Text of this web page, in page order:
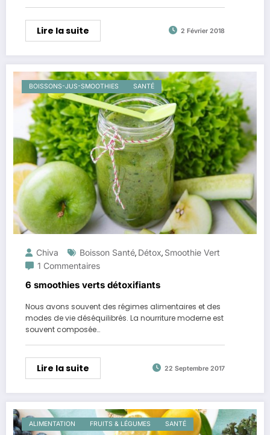
Lire la suite 2 Février 2018
BOISSONS-JUS-SMOOTHIES SANTÉ
Chiva Boisson Santé, Détox, Smoothie Vert
1 Commentaires
6 smoothies verts détoxifiants
Nous avons souvent des régimes alimentaires et des
modes de vie déséquilibrés. La nourriture moderne est
souvent composée…
Lire la suite 22 Septembre 2017
ALIMENTATION FRUITS & LÉGUMES SANTÉ